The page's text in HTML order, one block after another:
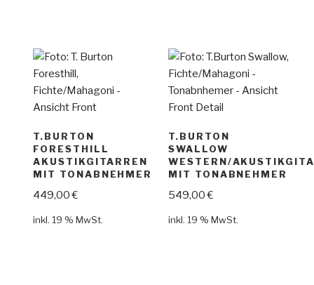
T.BURTON
FORESTHILL
AKUSTIKGITARREN
MIT TONABNEHMER
449,00€
inkl. 19 % MwSt.
T.BURTON
SWALLOW
WESTERN/
MIT TONABNEHMER
549,00€
inkl. 19 % MwSt.